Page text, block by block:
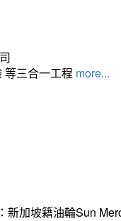
等三合一工程 more...
新加坡籍油輪Sun